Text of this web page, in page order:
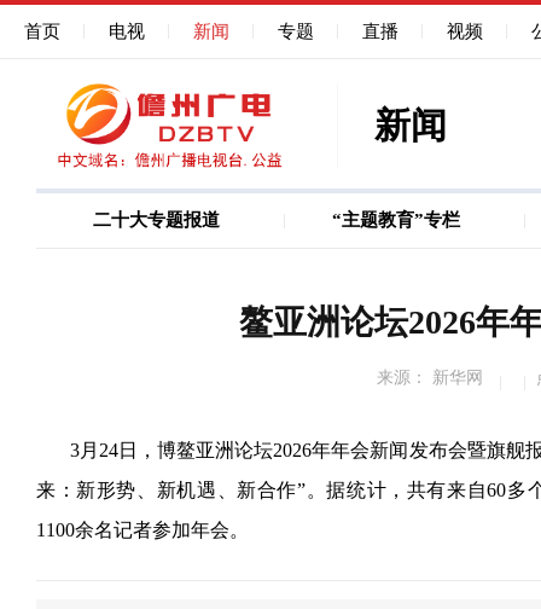
首页 电视 新闻 专题 直播 视频
新闻
二十大专题报道 “主题教育”专栏
鳌亚洲论坛2026年
来源： 新华网
3月24日，博鳌亚洲论坛2026年年会新闻发布会暨旗舰
来：新形势、新机遇、新合作”。据统计，共有来自60多
1100余名记者参加年会。